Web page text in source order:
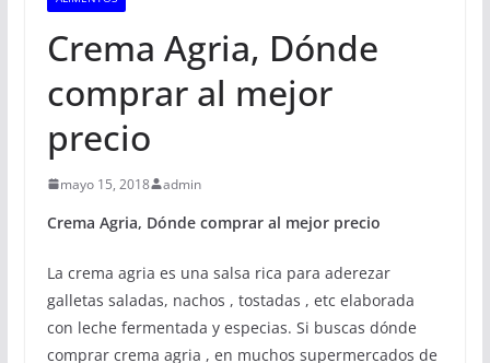
Crema Agria, Dónde
comprar al mejor
precio
mayo 15, 2018 admin
Crema Agria, Dónde comprar al mejor precio
La crema agria es una salsa rica para aderezar
galletas saladas, nachos , tostadas , etc elaborada
con leche fermentada y especias. Si buscas dónde
comprar crema agria , en muchos supermercados de